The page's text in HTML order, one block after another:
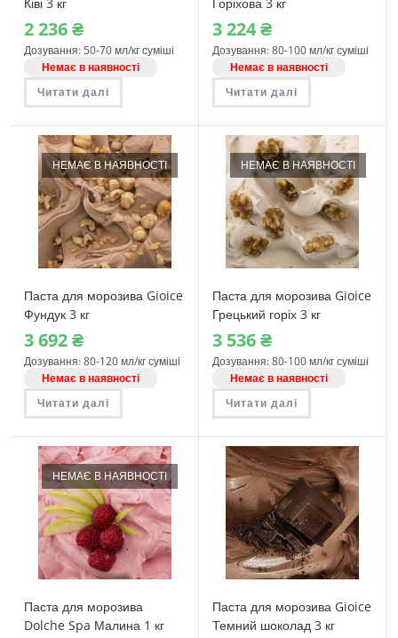
2‎ 236₴
Дозування: 50-70 мл/кг суміші
Немає в наявності
Читати далі
3‎ 224₴
Дозування: 80-100 мл/кг суміші
Немає в наявності
Читати далі
НЕМАЄ В НАЯВНОСТІ
Паста для морозива Gioice
Фундук 3 кг
3‎ 692₴
Дозування: 80-120 мл/кг суміші
Немає в наявності
Читати далі
НЕМАЄ В НАЯВНОСТІ
Паста для морозива Gioice
Грецький горіх 3 кг
3‎ 536₴
Дозування: 80-100 мл/кг суміші
Немає в наявності
Читати далі
НЕМАЄ В НАЯВНОСТІ
Паста для морозива
Dolche Spa Малина 1 кг
Паста для морозива Gioice
Темний шоколад 3 кг